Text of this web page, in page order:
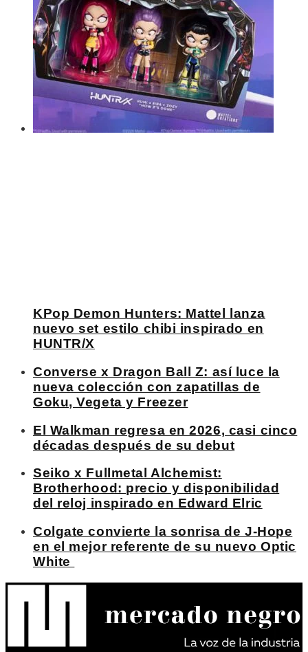
KPop Demon Hunters: Mattel lanza
nuevo set estilo chibi inspirado en
HUNTR/X
Converse x Dragon Ball Z: así luce la
nueva colección con zapatillas de
Goku, Vegeta y Freezer
El Walkman regresa en 2026, casi cinco
décadas después de su debut
Seiko x Fullmetal Alchemist:
Brotherhood: precio y disponibilidad
del reloj inspirado en Edward Elric
Colgate convierte la sonrisa de J-Hope
en el mejor referente de su nuevo Optic
White